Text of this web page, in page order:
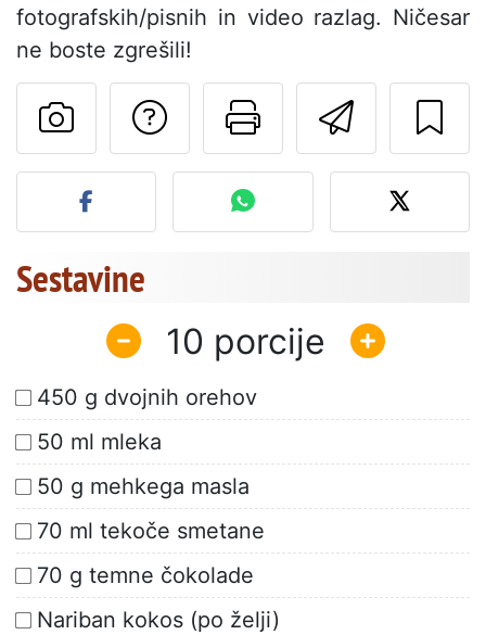
fotografskih/pisnih in video razlag. Ničesar
ne boste zgrešili!
Pošlji
Natisni to
Postavite
Objavite svojo fotografijo
Sestavine
10
450 g dvojnih orehov
50 ml mleka
50 g mehkega masla
70 ml tekoče smetane
70 g temne čokolade
Nariban kokos (po želji)